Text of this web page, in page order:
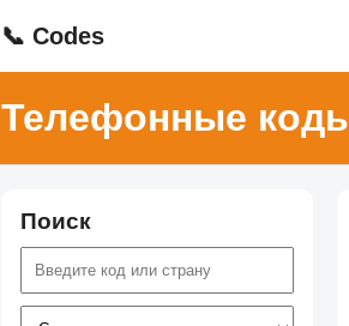
📞 Codes
Телефонные
Поиск